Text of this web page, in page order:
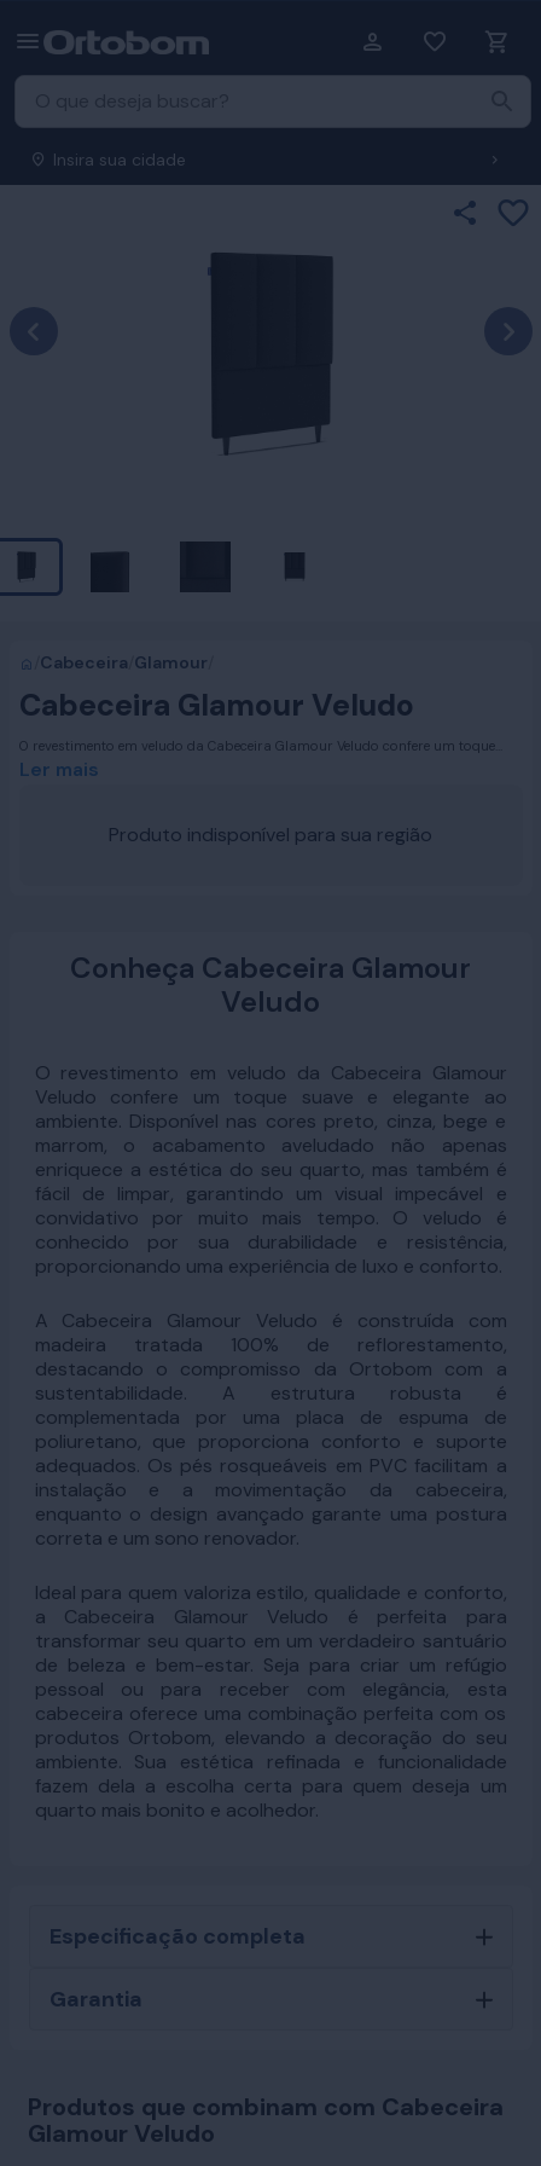
Insira sua cidade
Cabeceira Glamour
Cabeceira Glamour Veludo
O revestimento em veludo da Cabeceira Glamour Veludo confere um toque
suave e elegante ao ambiente. Disponível nas cores preto, cinza, bege e
durabilidade e resistência, proporcionando uma experiência de luxo e
Ler mais
Produto indisponível para sua região
Conheça Cabeceira Glamour
Veludo
O revestimento em veludo da Cabeceira Glamour
Veludo confere um toque suave e elegante ao
ambiente. Disponível nas cores preto, cinza, bege e
marrom, o acabamento aveludado não apenas
enriquece a estética do seu quarto, mas também é
fácil de limpar, garantindo um visual impecável e
convidativo por muito mais tempo. O veludo é
conhecido por sua durabilidade e resistência,
proporcionando uma experiência de luxo e conforto.
A Cabeceira Glamour Veludo é construída com
madeira tratada 100% de reflorestamento,
destacando o compromisso da Ortobom com a
sustentabilidade. A estrutura robusta é
complementada por uma placa de espuma de
poliuretano, que proporciona conforto e suporte
adequados. Os pés rosqueáveis em PVC facilitam a
instalação e a movimentação da cabeceira,
enquanto o design avançado garante uma postura
correta e um sono renovador.
Ideal para quem valoriza estilo, qualidade e conforto,
a Cabeceira Glamour Veludo é perfeita para
transformar seu quarto em um verdadeiro santuário
de beleza e bem-estar. Seja para criar um refúgio
pessoal ou para receber com elegância, esta
cabeceira oferece uma combinação perfeita com os
produtos Ortobom, elevando a decoração do seu
ambiente. Sua estética refinada e funcionalidade
fazem dela a escolha certa para quem deseja um
quarto mais bonito e acolhedor.
Especificação completa
Garantia
Produtos que combinam com Cabeceira
Glamour Veludo